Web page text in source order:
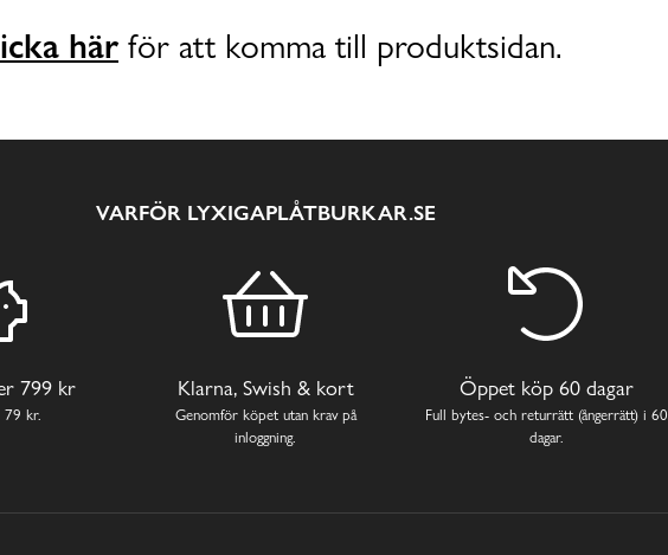
här för att komma till produktsidan.
VARFÖR LYXIGAPLÅTBURKAR.SE
799 kr
79 kr.
Klarna, Swish & kort
Genomför köpet utan krav på
inloggning.
Öppet köp 60 dagar
Full bytes- och returrätt (ångerrätt) i 60
dagar.